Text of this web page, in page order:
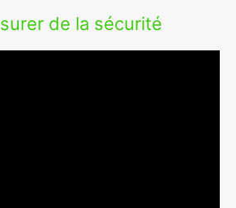
de la sécurité